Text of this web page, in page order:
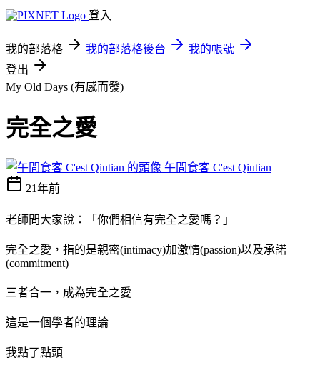
登入
我的部落格 我的部落格後台
我的帳號
登出
My Old Days (有感而發)
完全之愛
午間食客 C'est Qiutian
21年前
老師問大家說：「你們相信有完全之愛嗎？」
完全之愛，指的是親密(intimacy)加激情(passion)以及承諾
(commitment)
三者合一，成為完全之愛
這是一個學者的理論
我點了點頭